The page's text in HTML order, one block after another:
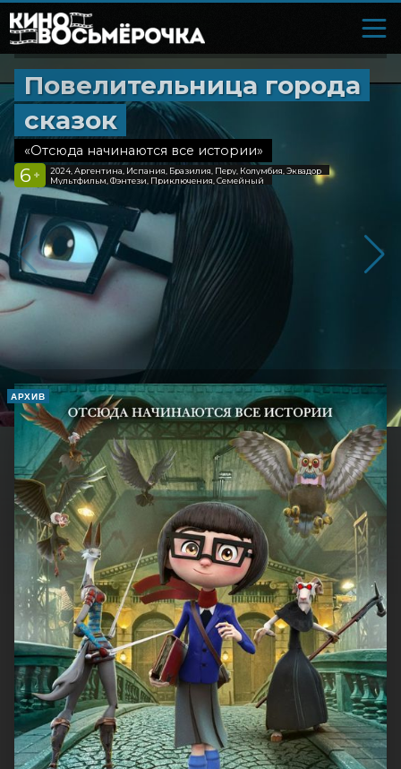
Повелительница города
сказок
«Отсюда начинаются все истории»
6 +
2024, Аргентина, Испания, Бразилия, Перу, Колумбия, Эквадор
Мультфильм, Фэнтези, Приключения, Семейный
АРХИВ